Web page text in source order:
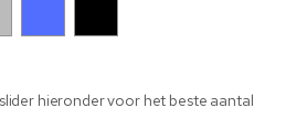
hieronder voor het beste aantal